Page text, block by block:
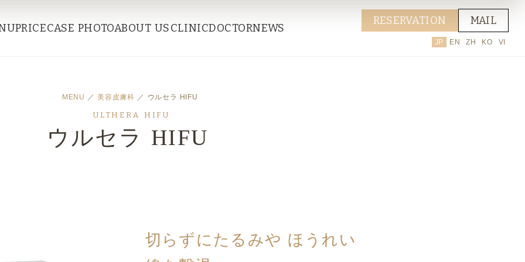
PRICECASE PHOTOABOUT USCLINICDOCTORNEWS
RESERVATION MAIL
JP EN ZH KO VI
MENU ／美容皮膚科 ／ ウルセラ HIFU
ULTHERA HIFU
ウルセラ HIFU
切らずにたるみや ほうれい